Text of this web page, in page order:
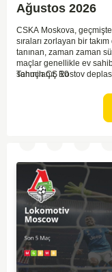
Ağustos 2026
CSKA Moskova,
sıraları zorlayan bir
tanınan, zaman zaman
maçlar genellikle ev
sonuçlanır. Rostov
göstermektedir.
göz önüne alındığında,
kaybetmeyeceğini
Tahmin ÇŞ 10